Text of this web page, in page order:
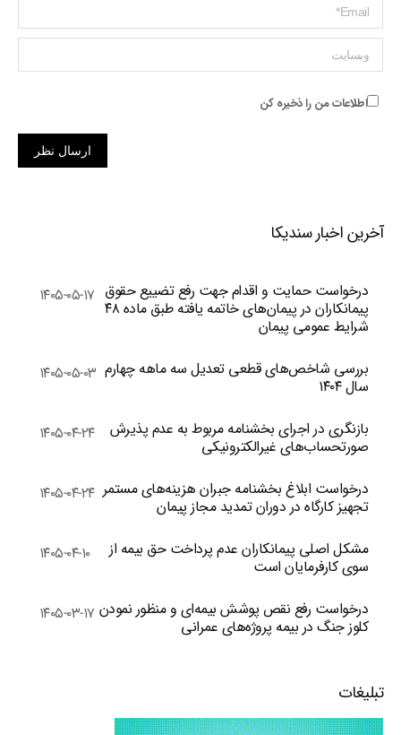
ایمیل *
وبسایت
اطلاعات من را ذخیره کن
ارسال نظر
آخرین اخبار سندیکا
درخواست حمایت و اقدام جهت رفع تضییع حقوق
پیمانکاران در پیمان‌های خاتمه یافته طبق ماده ۴۸
شرایط عمومی پیمان
۱۴۰۵-۰۵-۱۷
بررسی شاخص‌های قطعی تعدیل سه ماهه چهارم
سال ۱۴۰۴
۱۴۰۵-۰۵-۰۳
بازنگری در اجرای بخشنامه مربوط به عدم پذیرش
صورتحساب‌های غیرالکترونیکی
۱۴۰۵-۰۴-۲۴
درخواست ابلاغ بخشنامه جبران هزینه‌های مستمر
تجهیز کارگاه در دوران تمدید مجاز پیمان
۱۴۰۵-۰۴-۲۴
مشکل اصلی پیمانکاران عدم پرداخت حق بیمه از
سوی کارفرمایان است
۱۴۰۵-۰۴-۱۰
درخواست رفع نقص پوشش بیمه‌ای و منظور نمودن
کلوز جنگ در بیمه پروژه‌های عمرانی
۱۴۰۵-۰۳-۱۷
تبلیغات